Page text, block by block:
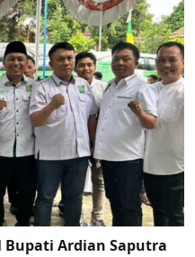
Ardian Saputra